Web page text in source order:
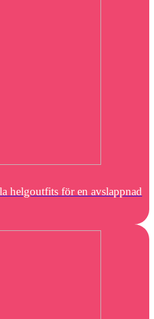
helgoutfits för en avslappnad